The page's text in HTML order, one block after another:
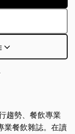
趨勢、餐飲專業
業餐飲雜誌。在讀